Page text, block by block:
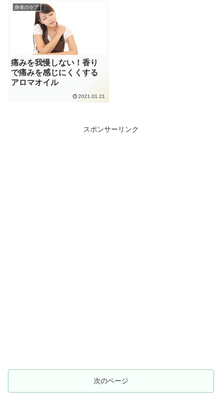
身体のケア
痛みを我慢しない！香り
で痛みを感じにくくする
アロマオイル
2021.01.21
スポンサーリンク
次のページ